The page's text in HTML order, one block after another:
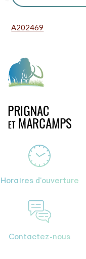
A202469
Horaires d'ouverture
Contactez-nous